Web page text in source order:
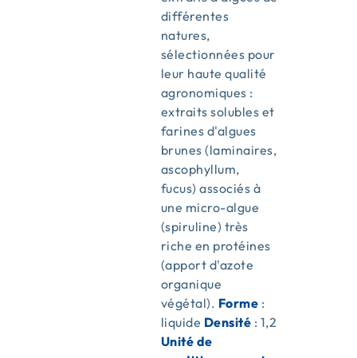
différentes
natures,
sélectionnées pour
leur haute qualité
agronomiques :
extraits solubles et
farines d'algues
brunes (laminaires,
ascophyllum,
fucus) associés à
une micro-algue
(spiruline) très
riche en protéines
(apport d'azote
organique
végétal). Forme :
liquide Densité : 1,2
Unité de